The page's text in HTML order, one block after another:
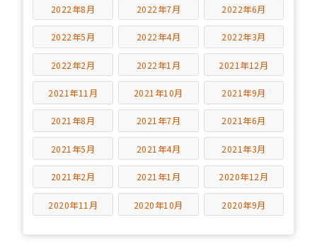
2022年8月 2022年7月 2022年6月
2022年5月 2022年4月 2022年3月
2022年2月 2022年1月 2021年12月
2021年11月 2021年10月 2021年9月
2021年8月 2021年7月 2021年6月
2021年5月 2021年4月 2021年3月
2021年2月 2021年1月 2020年12月
2020年11月 2020年10月 2020年9月